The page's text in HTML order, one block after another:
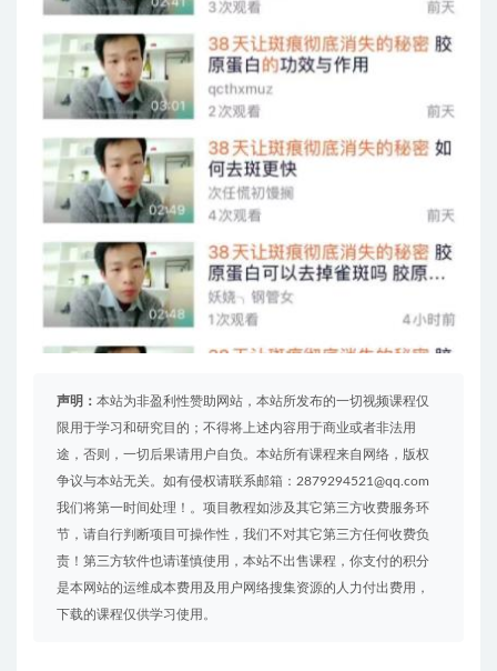
声明： 本站为非盈利性赞助网站，本站所发布的一切视频课程仅
限用于学习和研究目的；不得将上述内容用于商业或者非法用
途，否则，一切后果请用户自负。本站所有课程来自网络，版权
争议与本站无关。如有侵权请联系邮箱：2879294521@qq.com
我们将第一时间处理！。项目教程如涉及其它第三方收费服务环
节，请自行判断项目可操作性，我们不对其它第三方任何收费负
责！第三方软件也请谨慎使用，本站不出售课程，你支付的积分
是本网站的运维成本费用及用户网络搜集资源的人力付出费用，
下载的课程仅供学习使用。